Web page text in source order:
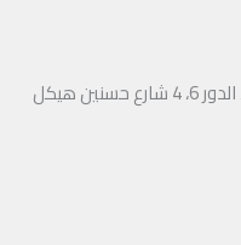
مصر، القاهرة، مدينة نصر، برج زهور دلتا، الدور 6، 4 شارع حسنين هيكل